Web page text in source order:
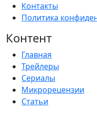
Контакты
Политика
Контент
Главная
Трейлеры
Сериалы
Микрорецензии
Статьи